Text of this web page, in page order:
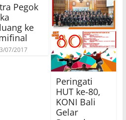
Pegok
ke
07/2017
Peringati
HUT ke-80,
KONI Bali
Gelar